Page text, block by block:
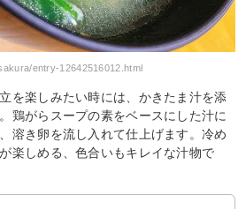
entry-12642516012.html
を楽しみたい時には、かきたま汁を添
鶏がらスープの素をベースにした汁に
溶き卵を流し入れて仕上げます。冷め
楽しめる、色合いもキレイな汁物で